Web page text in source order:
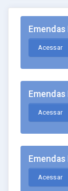
Acessar
Acessar
Acessar